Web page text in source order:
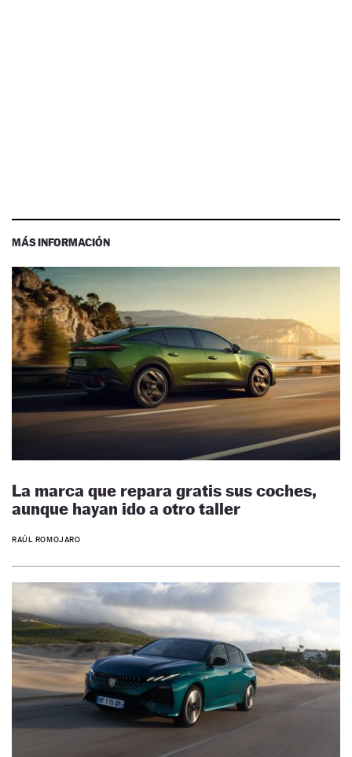
MÁS INFORMACIÓN
La marca que repara gratis sus coches,
aunque hayan ido a otro taller
RAÚL ROMOJARO